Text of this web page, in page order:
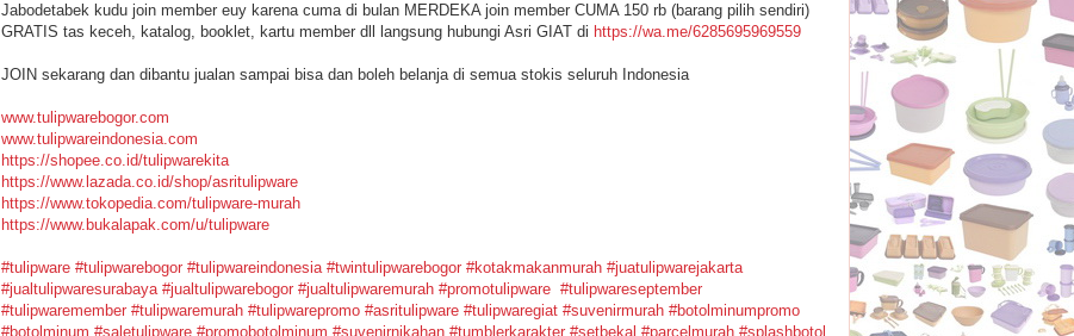
Jabodetabek kudu join member euy karena cuma di bulan MERDEKA join member CUMA 150 rb (barang pilih sendiri)
GRATIS tas keceh, katalog, booklet, kartu member dll langsung hubungi Asri GIAT di https://wa.me/6285695969559
JOIN sekarang dan dibantu jualan sampai bisa dan boleh belanja di semua stokis seluruh Indonesia
www.tulipwarebogor.com
www.tulipwareindonesia.com
https://shopee.co.id/tulipwarekita
https://www.lazada.co.id/shop/asritulipware
https://www.tokopedia.com/tulipware-murah
https://www.bukalapak.com/u/tulipware
#tulipware #tulipwarebogor #tulipwareindonesia #twintulipwarebogor #kotakmakanmurah #juatulipwarejakarta
#jualtulipwaresurabaya #jualtulipwarebogor #jualtulipwaremurah #promotulipware #tulipwareseptember
#tulipwaremember #tulipwaremurah #tulipwarepromo #asritulipware #tulipwaregiat #suvenirmurah #botolminumpromo
#botolminum #saletulipware #promobotolminum #suvenirnikahan #tumblerkarakter #setbekal #parcelmurah #splashbotol